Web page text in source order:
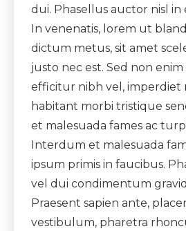
dui. Phasellus auctor nisl in
In venenatis, lorem ut
dictum metus, sit amet
justo nec est. Sed non
efficitur nibh vel, imperdiet
habitant morbi tristique
et malesuada fames ac
Interdum et malesuada
ipsum primis in faucibus.
vel dui condimentum
Praesent sapien ante,
vestibulum, pharetra